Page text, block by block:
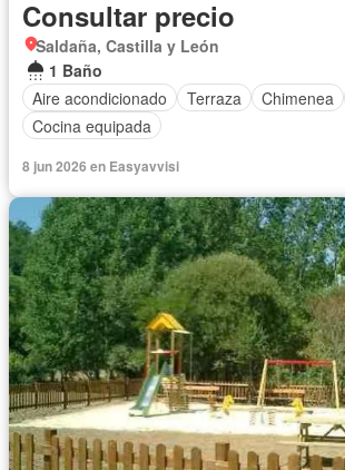
Consultar precio
Saldaña, Castilla y León
1 Baño
Aire acondicionado
Terraza Chimenea
Cocina equipada
8 jun 2026 en Easyavvisi